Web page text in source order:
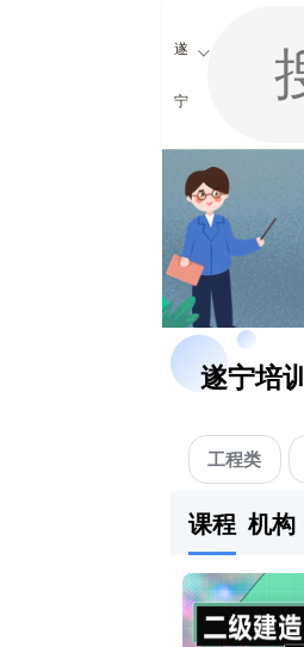
遂
宁
遂宁培训
工程类
课程 机构